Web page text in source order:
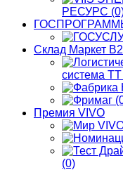
РЕСУРС
Склад Маркет
система
Премия VIVO
(0)